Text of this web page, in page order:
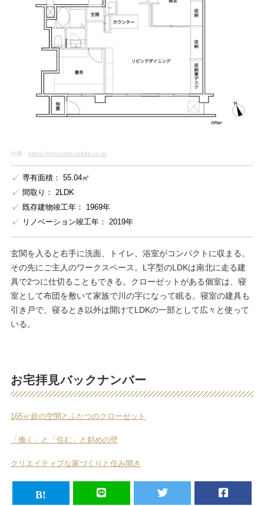
出典： https://nokurashi.rebita.co.jp/
専有面積： 55.04㎡
間取り： 2LDK
既存建物竣工年： 1969年
リノベーション竣工年： 2019年
玄関を入ると右手に洗面、トイレ、浴室がコンパクトに収まる。
その先にご主人のワークスペース。L字型のLDKは南北に走る建
具で2つに仕切ることもできる。クローゼットがある個室は、寝
室として布団を敷いて家族で川の字になって眠る。寝室の建具も
引き戸で、寝るとき以外は開けてLDKの一部として広々と使って
いる。
お宅拝見バックナンバー
165㎡超の空間とふたつのクローゼット
「働く」と「住む」と斜めの壁
クリエイティブな家づくりと住み開き